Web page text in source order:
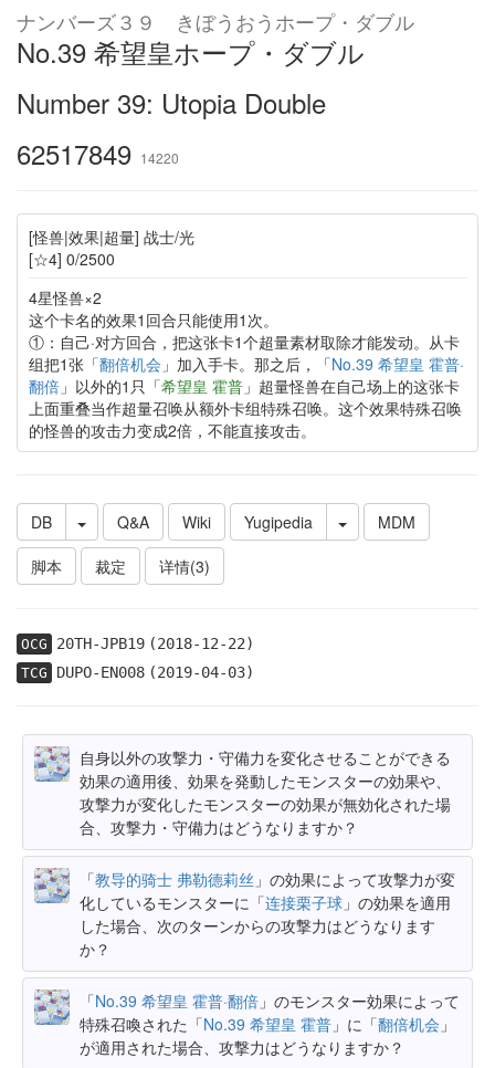
ナンバーズ３９ きぼうおうホープ・ダブル
No.39 希望皇ホープ・ダブル
Number 39: Utopia Double
62517849 14220
[怪兽|效果|超量] 战士/光
[☆4] 0/2500
4星怪兽×2
这个卡名的效果1回合只能使用1次。
①：自己·对方回合，把这张卡1个超量素材取除才能发动。从卡
组把1张「翻倍机会 」加入手卡。那之后，「No.39 希望皇 霍普·
翻倍」以外的1只「希望皇 霍普」超量怪兽在自己场上的这张卡
上面重叠当作超量召唤从额外卡组特殊召唤。这个效果特殊召唤
的怪兽的攻击力变成2倍，不能直接攻击。
DB Q&A Wiki Yugipedia
MDM
脚本
裁定 详情(3)
OCG 20TH-JPB19(2018-12-22)
TCG DUPO-EN008(2019-04-03)
自身以外の攻撃力・守備力を変化させることができる
効果の適用後、効果を発動したモンスターの効果や、
攻撃力が変化したモンスターの効果が無効化された場
合、攻撃力・守備力はどうなりますか？
「教导的骑士 弗勒德莉丝 」の効果によって攻撃力が変
化しているモンスターに「连接栗子球 」の効果を適用
した場合、次のターンからの攻撃力はどうなります
か？
「No.39 希望皇 霍普·翻倍 」のモンスター効果によって
特殊召喚された「No.39 希望皇 霍普 」に「翻倍机会 」
が適用された場合、攻撃力はどうなりますか？